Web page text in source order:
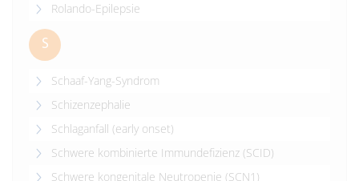
Rolando-Epilepsie
S
Schaaf-Yang-Syndrom
Schizenzephalie
Schlaganfall (early onset)
Schwere kombinierte Immundefizienz (SCID)
Schwere kongenitale Neutropenie (SCN1)